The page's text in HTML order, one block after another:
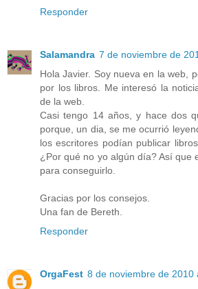
Responder
Salamandra 7 de noviembre de
Hola Javier. Soy nueva en la web,
por los libros. Me interesó la
de la web.
Casi tengo 14 años, y hace dos
porque, un dia, se me ocurrió
los escritores podían publicar
¿Por qué no yo algún día? Así que
para conseguirlo.
Gracias por los consejos.
Una fan de Bereth.
Responder
OrgaFest 8 de noviembre de 2010